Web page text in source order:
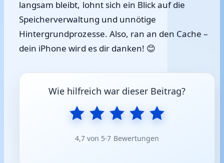
langsam bleibt, lohnt sich ein Blick auf die
Speicherverwaltung und unnötige
Hintergrundprozesse. Also, ran an den Cache –
dein iPhone wird es dir danken! 😊
Wie hilfreich war dieser Beitrag?
4,7 von 5·7 Bewertungen